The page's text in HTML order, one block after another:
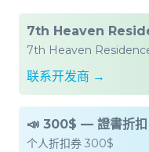
7th Heaven
7th Heaven
联系开发商 →
📣 300$ — 證書折扣
个人折扣券 300$